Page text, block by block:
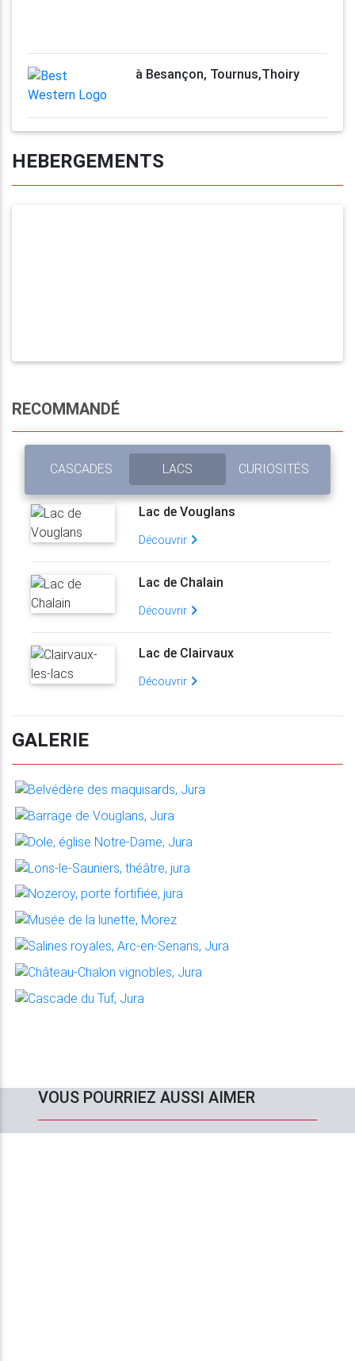
à Besançon, Tournus,Thoiry
HEBERGEMENTS
RECOMMANDÉ
CASCADES LACS CURIOSITÉS
Lac de Vouglans
Découvrir
Lac de Chalain
Découvrir
Lac de Clairvaux
Découvrir
GALERIE
VOUS POURRIEZ AUSSI AIMER